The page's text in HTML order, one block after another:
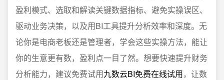
盈利模式、选取和解读关键数据指标、避免实操误区、
驱动业务决策，以及用BI工具提升分析效率和深度。无
论你是电商老板还是管理者，学会这些实操方法，能让
你的生意更有数，盈利点一目了然。想要快速提升财务
分析能力，建议免费试用九数云BI免费在线试用，让数